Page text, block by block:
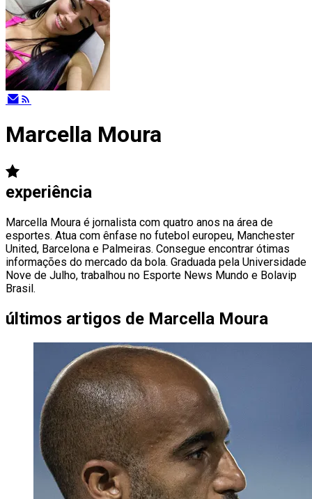
Marcella Moura
experiência
Marcella Moura é jornalista com quatro anos na área de
esportes. Atua com ênfase no futebol europeu, Manchester
United, Barcelona e Palmeiras. Consegue encontrar ótimas
informações do mercado da bola. Graduada pela Universidade
Nove de Julho, trabalhou no Esporte News Mundo e Bolavip
Brasil.
últimos artigos de Marcella Moura